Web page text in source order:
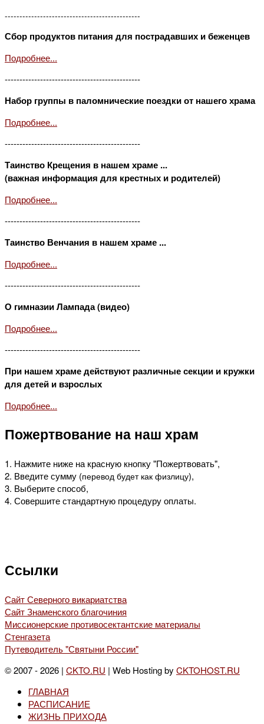
----------------------------------------------
Сбор продуктов питания для пострадавших и беженцев
Подробнее...
----------------------------------------------
Набор группы в паломнические поездки от нашего храма
Подробнее...
----------------------------------------------
Таинство Крещения в нашем храме ...
(важная информация для крестных и родителей)
Подробнее...
----------------------------------------------
Таинство Венчания в нашем храме ...
Подробнее...
----------------------------------------------
О гимназии Лампада (видео)
Подробнее...
----------------------------------------------
При нашем храме действуют различные секции и кружки
для детей и взрослых
Подробнее...
Пожертвование на наш храм
1. Нажмите ниже на красную кнопку "Пожертвовать",
2. Введите сумму (перевод будет как физлицу),
3. Выберите способ,
4. Совершите стандартную процедуру оплаты.
Ссылки
Сайт Северного викариатства
Сайт Знаменского благочиния
Миссионерские противосектантские материалы
Стенгазета
Путеводитель "Святыни России"
© 2007 - 2026 | CKTO.RU | Web Hosting by CKTOHOST.RU
ГЛАВНАЯ
РАСПИСАНИЕ
ЖИЗНЬ ПРИХОДА